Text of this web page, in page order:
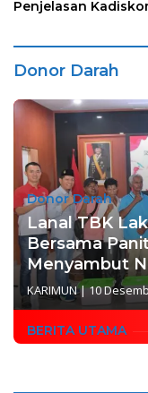
Penjelasan
Donor Darah
Donor Darah
Lanal TBK
Bersama
Menyambut
KARIMUN|10
BERITA UTAMA